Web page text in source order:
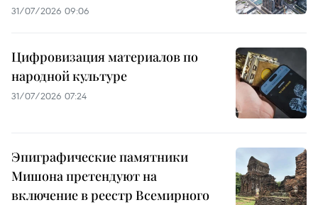
31/07/2026 09:06
Цифровизация материалов по
народной культуре
31/07/2026 07:24
Эпиграфические памятники
Мишона претендуют на
включение в реестр Всемирного